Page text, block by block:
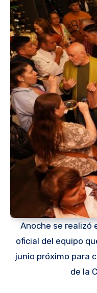
Anoche se realizó
oficial del equipo
junio próximo para
de la